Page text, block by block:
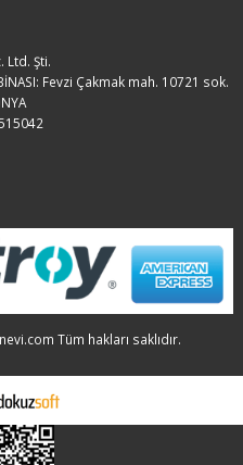
Ltd. Şti.
BİNASI: Fevzi Çakmak mah. 10721 sok.
Tüm hakları saklıdır.